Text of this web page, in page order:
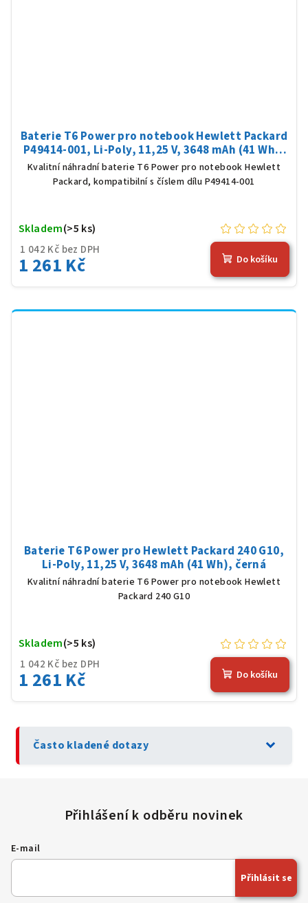
Baterie T6 Power pro notebook Hewlett Packard
P49414-001, Li-Poly, 11,25 V, 3648 mAh (41 Wh),
černá
Kvalitní náhradní baterie T6 Power pro notebook Hewlett
Packard, kompatibilní s číslem dílu P49414-001
1 042 Kč bez DPH
1 261 Kč
Skladem(>5 ks)
Do košíku
Baterie T6 Power pro Hewlett Packard 240 G10,
Li-Poly, 11,25 V, 3648 mAh (41 Wh), černá
Kvalitní náhradní baterie T6 Power pro notebook Hewlett
Packard 240 G10
1 042 Kč bez DPH
1 261 Kč
Skladem(>5 ks)
Do košíku
Často kladené dotazy expand_more
E-mail
Přihlásit se